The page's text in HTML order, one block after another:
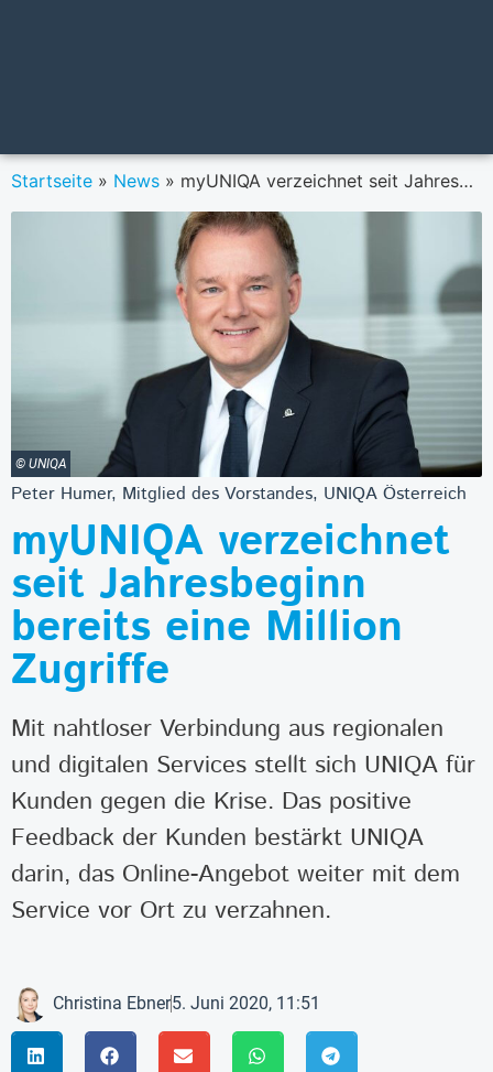
Startseite » News » myUNIQA verzeichnet seit Jahresbeginn bereits eine Million Zugriffe
© UNIQA
Peter Humer, Mitglied des Vorstandes, UNIQA Österreich
myUNIQA verzeichnet
seit Jahresbeginn
bereits eine Million
Zugriffe
Mit nahtloser Verbindung aus regionalen
und digitalen Services stellt sich UNIQA für
Kunden gegen die Krise. Das positive
Feedback der Kunden bestärkt UNIQA
darin, das Online-Angebot weiter mit dem
Service vor Ort zu verzahnen.
Christina Ebner5. Juni 2020, 11:51